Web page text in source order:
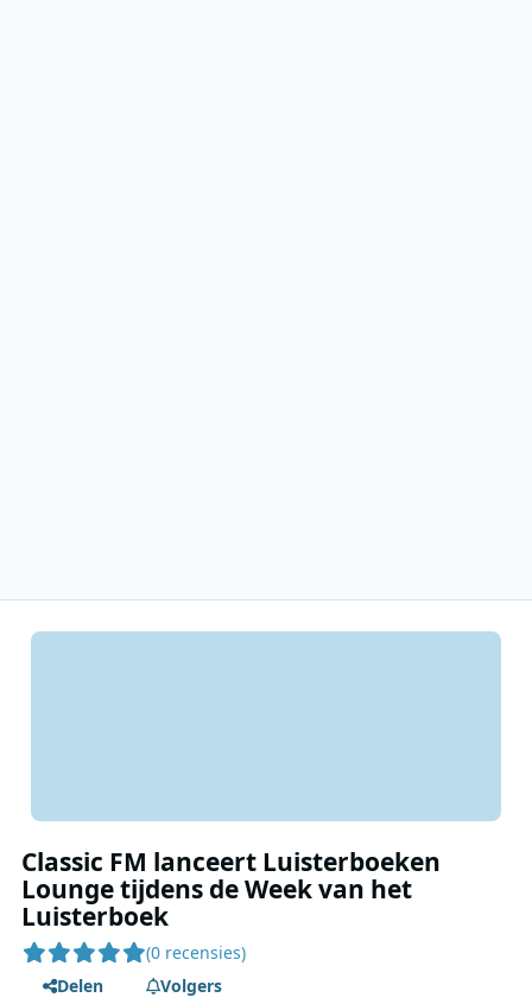
Classic FM lanceert Luisterboeken
Lounge tijdens de Week van het
Luisterboek
(0 recensies)
Delen
Volgers